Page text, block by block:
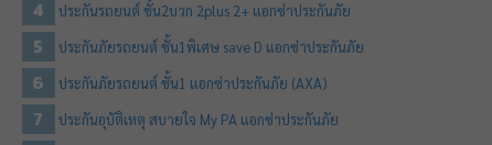
ประกันรถยนต์ ชั้น2บวก 2plus 2+ แอกซ่าประกันภัย
ประกันภัยรถยนต์ ชั้น1พิเศษ save D แอกซ่าประกันภัย
ประกันภัยรถยนต์ ชั้น1 แอกซ่าประกันภัย (AXA)
ประกันอุบัติเหตุ สบายใจ My PA แอกซ่าประกันภัย